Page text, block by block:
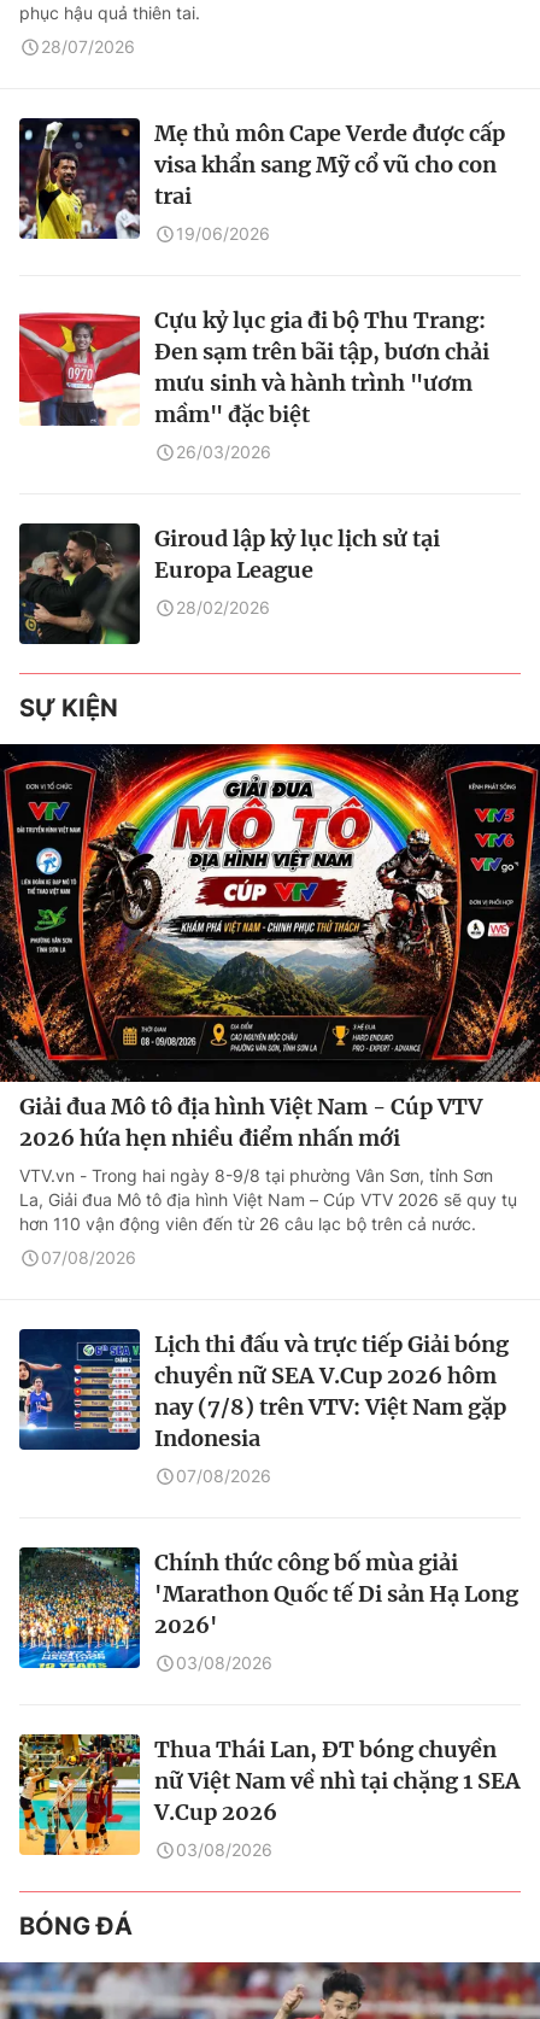
phục hậu quả thiên tai.
28/07/2026
Mẹ thủ môn Cape Verde được cấp
visa khẩn sang Mỹ cổ vũ cho con
trai
19/06/2026
Cựu kỷ lục gia đi bộ Thu Trang:
Đen sạm trên bãi tập, bươn chải
mưu sinh và hành trình "ươm
mầm" đặc biệt
26/03/2026
Giroud lập kỷ lục lịch sử tại
Europa League
28/02/2026
SỰ KIỆN
Giải đua Mô tô địa hình Việt Nam - Cúp VTV
2026 hứa hẹn nhiều điểm nhấn mới
VTV.vn - Trong hai ngày 8-9/8 tại phường Vân Sơn, tỉnh Sơn
La, Giải đua Mô tô địa hình Việt Nam – Cúp VTV 2026 sẽ quy tụ
hơn 110 vận động viên đến từ 26 câu lạc bộ trên cả nước.
07/08/2026
Lịch thi đấu và trực tiếp Giải bóng
chuyền nữ SEA V.Cup 2026 hôm
nay (7/8) trên VTV: Việt Nam gặp
Indonesia
07/08/2026
Chính thức công bố mùa giải
'Marathon Quốc tế Di sản Hạ Long
2026'
03/08/2026
Thua Thái Lan, ĐT bóng chuyền
nữ Việt Nam về nhì tại chặng 1 SEA
V.Cup 2026
03/08/2026
BÓNG ĐÁ